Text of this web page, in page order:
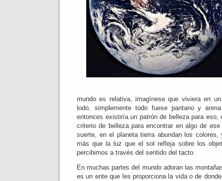
mundo es relativa, imagínese que viviera en
lodo, simplemente todo fuese pantano y
entonces existiría un patrón de belleza para eso,
criterio de belleza para encontrar en algo de
suerte, en el planeta tierra abundan los
más que la luz que el sol refleja sobre los
percibimos a través del sentido del tacto.
En muchas partes del mundo adoran las
es un ente que les proporciona la vida o de